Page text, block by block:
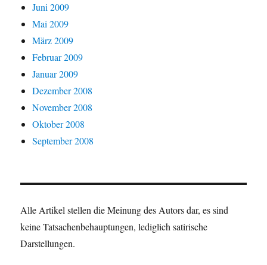
Juni 2009
Mai 2009
März 2009
Februar 2009
Januar 2009
Dezember 2008
November 2008
Oktober 2008
September 2008
Alle Artikel stellen die Meinung des Autors dar, es sind
keine Tatsachenbehauptungen, lediglich satirische
Darstellungen.